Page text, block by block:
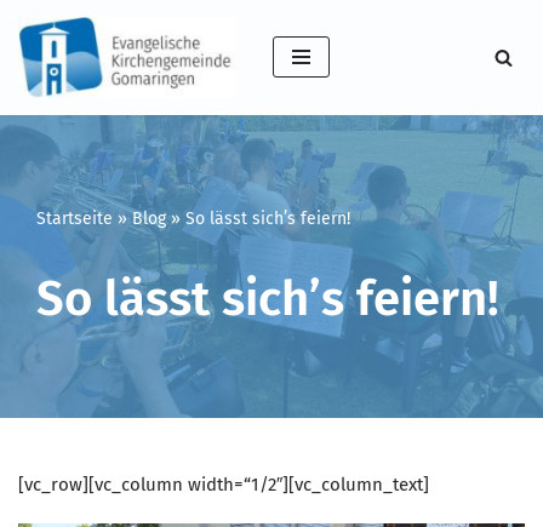
Zum
Inhalt
Startseite »Blog» So lässt sich’s feiern!
So lässt sich’s feiern!
[vc_row][vc_column width=“1/2″][vc_column_text]